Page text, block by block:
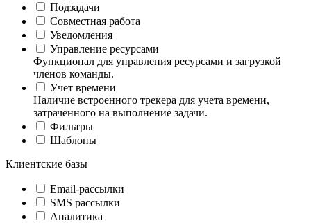
Подзадачи
Совместная работа
Уведомления
Управление ресурсами
Функционал для управления ресурсами и загрузкой
членов команды.
Учет времени
Наличие встроенного трекера для учета времени,
затраченного на выполнение задачи.
Фильтры
Шаблоны
Клиентские базы
Email-рассылки
SMS рассылки
Аналитика